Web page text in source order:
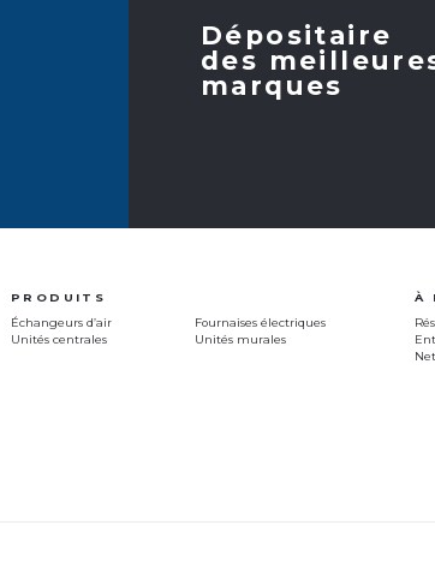
Dépositaire
des
marques
PRODUITS
Échangeurs d’air
Fournaises électriques
Unités centrales
Unités murales
À